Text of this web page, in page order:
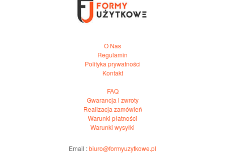
O Nas
Regulamin
Polityka prywatności
Kontakt
FAQ
Gwarancja i zwroty
Realizacja zamówień
Warunki płatności
Warunki wysyłki
Email :biuro@formyuzytkowe.pl